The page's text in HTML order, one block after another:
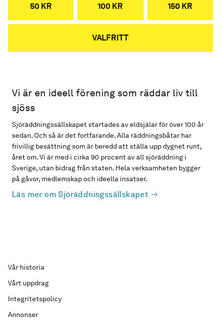
50 KR 100 KR 150 KR
VALFRITT
Vi är en ideell förening som räddar liv till
sjöss
Sjöräddningssällskapet startades av eldsjälar för över 100 år
sedan. Och så är det fortfarande. Alla räddningsbåtar har
frivillig besättning som är beredd att ställa upp dygnet runt,
året om. Vi är med i cirka 90 procent av all sjöräddning i
Sverige, utan bidrag från staten. Hela verksamheten bygger
på gåvor, medlemskap och ideella insatser.
Läs mer om Sjöräddningssällskapet
Vår historia
Vårt uppdrag
Integritetspolicy
Annonser